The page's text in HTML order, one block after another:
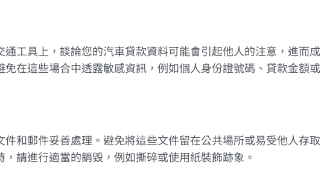
工具上，談論您的汽車貸款資料可能會引起他人的注意，進而成
在這些場合中透露敏感資訊，例如個人身份證號碼、貸款金額或
和郵件妥善處理。避免將這些文件留在公共場所或易受他人存取
請進行適當的銷毀，例如撕碎或使用紙裝飾跡象。